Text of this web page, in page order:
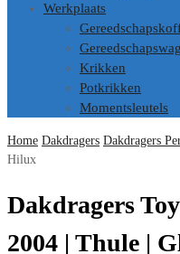
Werkplaats
Krikken
Potkrikken
Momentsleutels
Home Dakdragers Dakdragers
Hilux
Dakdragers
2004 | Thule |